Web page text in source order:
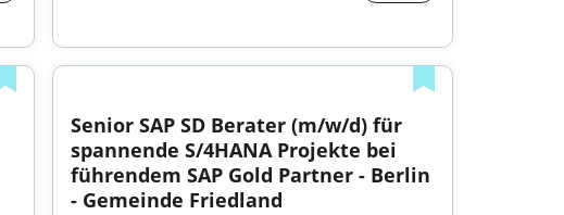
Senior SAP SD Berater (m/w/d) für
spannende S/4HANA Projekte bei
führendem SAP Gold Partner - Berlin
- Gemeinde Friedland